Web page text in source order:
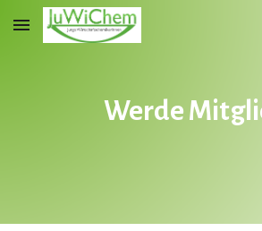
Skip to main content
Werde